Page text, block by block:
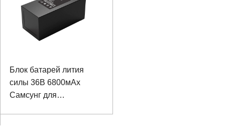
Блок батарей лития
силы 36В 6800мАх
Самсунг для